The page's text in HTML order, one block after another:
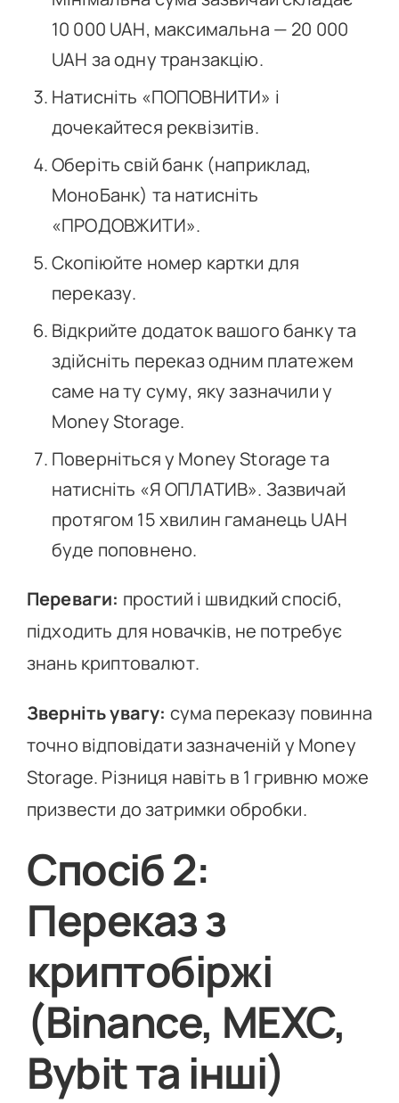
10 000 UAH, максимальна — 20 000
UAH за одну транзакцію.
Натисніть «ПОПОВНИТИ» і
дочекайтеся реквізитів.
Оберіть свій банк (наприклад,
МоноБанк) та натисніть
«ПРОДОВЖИТИ».
Скопіюйте номер картки для
переказу.
Відкрийте додаток вашого банку та
здійсніть переказ одним платежем
саме на ту суму, яку зазначили у
Money Storage.
Поверніться у Money Storage та
натисніть «Я ОПЛАТИВ». Зазвичай
протягом 15 хвилин гаманець UAH
буде поповнено.
Переваги: простий і швидкий спосіб,
підходить для новачків, не потребує
знань криптовалют.
Зверніть увагу: сума переказу повинна
точно відповідати зазначеній у Money
Storage. Різниця навіть в 1 гривню може
призвести до затримки обробки.
Спосіб 2:
Переказ з
криптобіржі
(Binance, MEXC,
Bybit та інші)